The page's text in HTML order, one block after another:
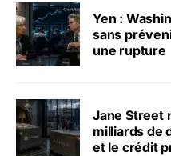
Yen :
sans
une rupture
Jane Street
milliards de
et le crédit